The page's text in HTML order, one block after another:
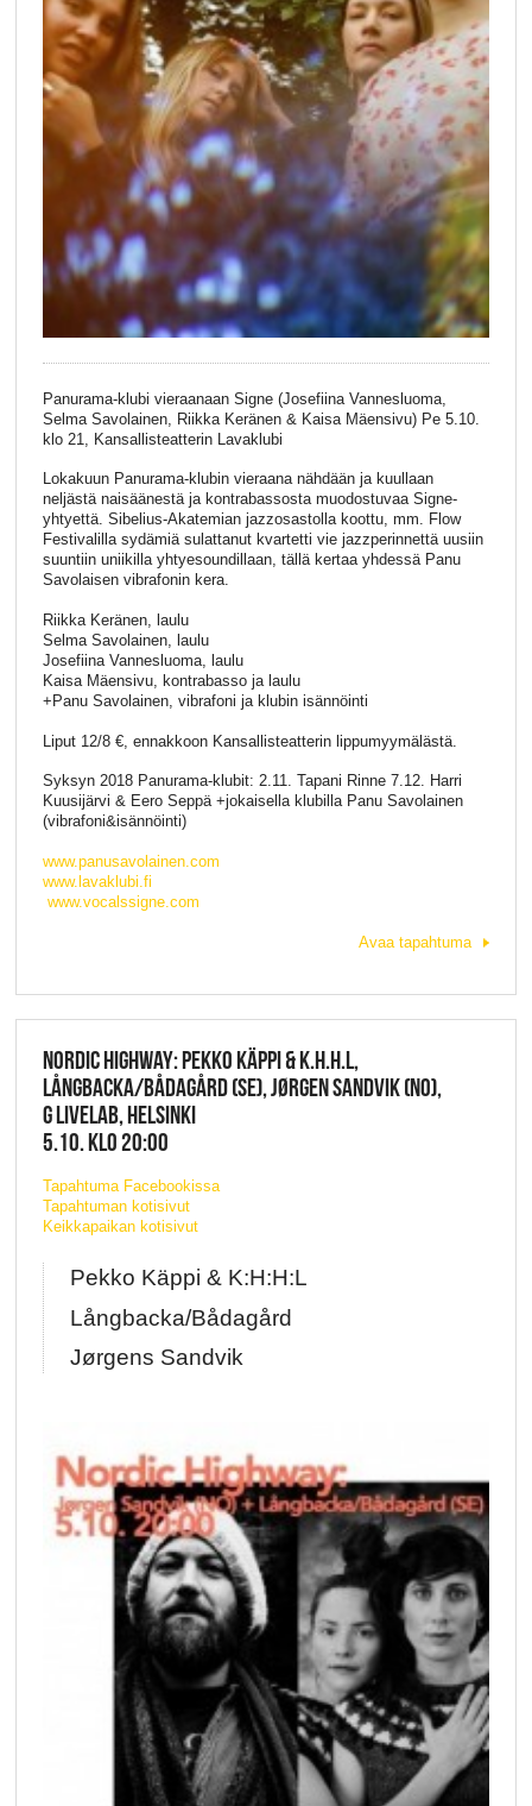
Panurama-klubi vieraanaan Signe (Josefiina Vannesluoma,
Selma Savolainen, Riikka Keränen & Kaisa Mäensivu) Pe 5.10.
klo 21, Kansallisteatterin Lavaklubi
Lokakuun Panurama-klubin vieraana nähdään ja kuullaan
neljästä naisäänestä ja kontrabassosta muodostuvaa Signe-
yhtyettä. Sibelius-Akatemian jazzosastolla koottu, mm. Flow
Festivalilla sydämiä sulattanut kvartetti vie jazzperinnettä uusiin
suuntiin uniikilla yhtyesoundillaan, tällä kertaa yhdessä Panu
Savolaisen vibrafonin kera.
Riikka Keränen, laulu
Selma Savolainen, laulu
Josefiina Vannesluoma, laulu
Kaisa Mäensivu, kontrabasso ja laulu
+Panu Savolainen, vibrafoni ja klubin isännöinti
Liput 12/8 €, ennakkoon Kansallisteatterin lippumyymälästä.
Syksyn 2018 Panurama-klubit: 2.11. Tapani Rinne 7.12. Harri
Kuusijärvi & Eero Seppä +jokaisella klubilla Panu Savolainen
(vibrafoni&isännöinti)
www.panusavolainen.com
www.lavaklubi.fi
www.vocalssigne.com
Avaa tapahtuma
NORDIC HIGHWAY: PEKKO KÄPPI & K.H.H.L,
LÅNGBACKA/BÅDAGÅRD (SE), JØRGEN SANDVIK (NO),
G LIVELAB, HELSINKI
5.10. KLO 20:00
Tapahtuma Facebookissa
Tapahtuman kotisivut
Keikkapaikan kotisivut
Pekko Käppi & K:H:H:L
Långbacka/Bådagård
Jørgens Sandvik